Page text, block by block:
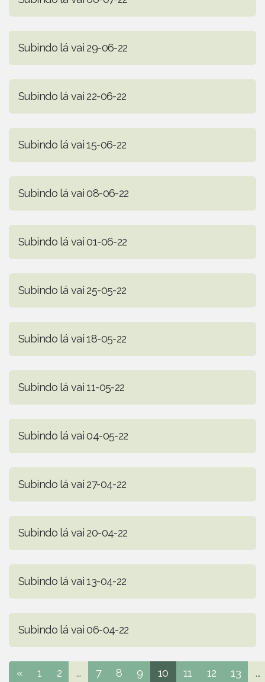
Subindo lá vai 29-06-22
Subindo lá vai 22-06-22
Subindo lá vai 15-06-22
Subindo lá vai 08-06-22
Subindo lá vai 01-06-22
Subindo lá vai 25-05-22
Subindo lá vai 18-05-22
Subindo lá vai 11-05-22
Subindo lá vai 04-05-22
Subindo lá vai 27-04-22
Subindo lá vai 20-04-22
Subindo lá vai 13-04-22
Subindo lá vai 06-04-22
« 1 2 ... 7 8 9 10 11 12 13 ...